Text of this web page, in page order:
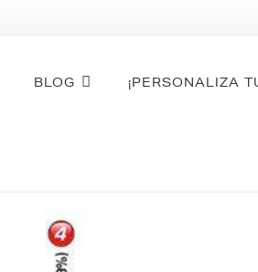
BLOG ¡PERSONALIZA